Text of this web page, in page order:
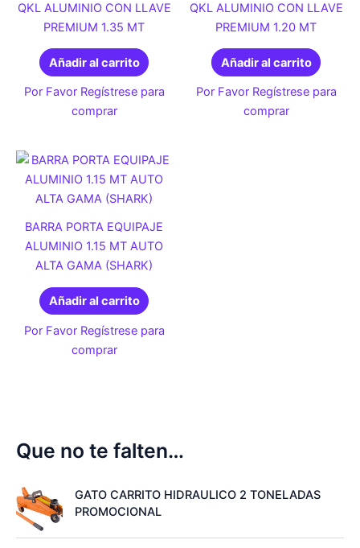
QKL ALUMINIO CON LLAVE
PREMIUM 1.35 MT
Añadir al carrito
Por Favor Regístrese para
comprar
QKL ALUMINIO CON LLAVE
PREMIUM 1.20 MT
Añadir al carrito
Por Favor Regístrese para
comprar
BARRA PORTA EQUIPAJE
ALUMINIO 1.15 MT AUTO
ALTA GAMA (SHARK)
Añadir al carrito
Por Favor Regístrese para
comprar
Que no te falten…
GATO CARRITO HIDRAULICO 2 TONELADAS
PROMOCIONAL